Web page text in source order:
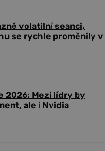
volatilní seanci,
se rychle proměnily v
2026: Mezi lídry by
ale i Nvidia